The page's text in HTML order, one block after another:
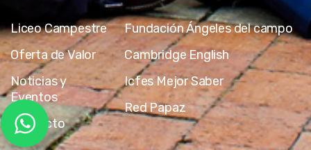
Liceo Campestre
Oferta de Valor
Noticias y
Eventos
Contacto
Fundación Ángeles del campo
Cambridge English
Icfes Mejor Saber
Red Papaz